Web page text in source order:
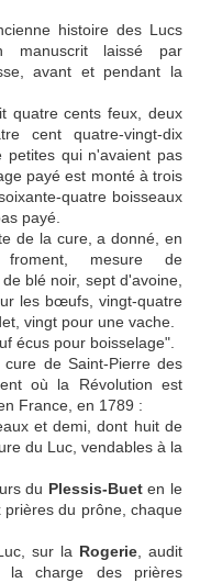
histoire des Lucs
manuscrit laissé par
avant et pendant la
quatre cents feux, deux
cent quatre-vingt-dix
petites qui n'avaient pas
payé est monté à trois
quatre boisseaux
payé.
de la cure, a donné, en
mesure de
blé noir, sept d'avoine,
les bœufs, vingt-quatre
vingt pour une vache.
écus pour boisselage".
de Saint-Pierre des
où la Révolution est
France, en 1789 :
et demi, dont huit de
du Luc, vendables à la
du Plessis-Bueten le
du prône, chaque
sur la Rogerie , audit
la charge des prières